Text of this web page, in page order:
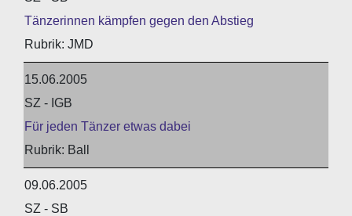
Tänzerinnen kämpfen gegen den Abstieg
JMD
15.06.2005
SZ - IGB
Für jeden Tänzer etwas dabei
Ball
09.06.2005
SZ - SB